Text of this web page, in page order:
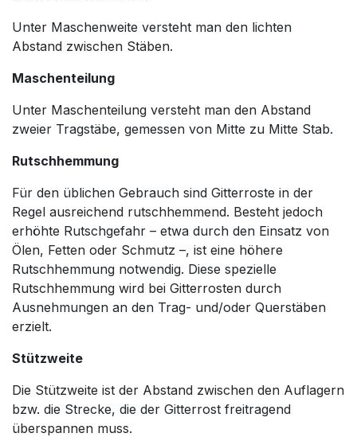
Unter Maschenweite versteht man den lichten
Abstand zwischen Stäben.
Maschenteilung
Unter Maschenteilung versteht man den Abstand
zweier Tragstäbe, gemessen von Mitte zu Mitte Stab.
Rutschhemmung
Für den üblichen Gebrauch sind Gitterroste in der
Regel ausreichend rutschhemmend. Besteht jedoch
erhöhte Rutschgefahr – etwa durch den Einsatz von
Ölen, Fetten oder Schmutz –, ist eine höhere
Rutschhemmung notwendig. Diese spezielle
Rutschhemmung wird bei Gitterrosten durch
Ausnehmungen an den Trag- und/oder Querstäben
erzielt.
Stützweite
Die Stützweite ist der Abstand zwischen den Auflagern
bzw. die Strecke, die der Gitterrost freitragend
überspannen muss.